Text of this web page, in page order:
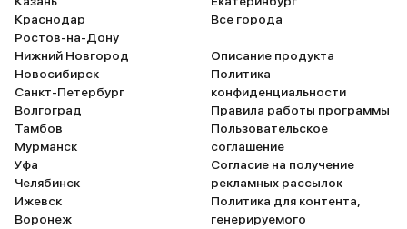
Краснодар
Ростов-на-Дону
Нижний Новгород
Новосибирск
Санкт-Петербург
Волгоград
Тамбов
Мурманск
Уфа
Челябинск
Ижевск
Воронеж
Все города
Описание продукта
Политика
конфиденциальности
Правила работы программы
Пользовательское
соглашение
Согласие на получение
рекламных рассылок
Политика для контента,
генерируемого